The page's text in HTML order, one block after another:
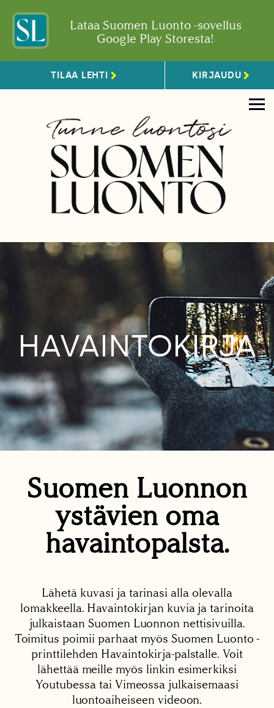
Lataa Suomen Luonto -sovellus
Google Play Storesta!
TILAA LEHTI KIRJAUDU
HAVAINTOKIRJA
Suomen Luonnon
ystävien oma
havaintopalsta.
Lähetä kuvasi ja tarinasi alla olevalla
lomakkeella. Havaintokirjan kuvia ja tarinoita
julkaistaan Suomen Luonnon nettisivuilla.
Toimitus poimii parhaat myös Suomen Luonto -
printtilehden Havaintokirja-palstalle. Voit
lähettää meille myös linkin esimerkiksi
Youtubessa tai Vimeossa julkaisemaasi
luontoaiheiseen videoon.